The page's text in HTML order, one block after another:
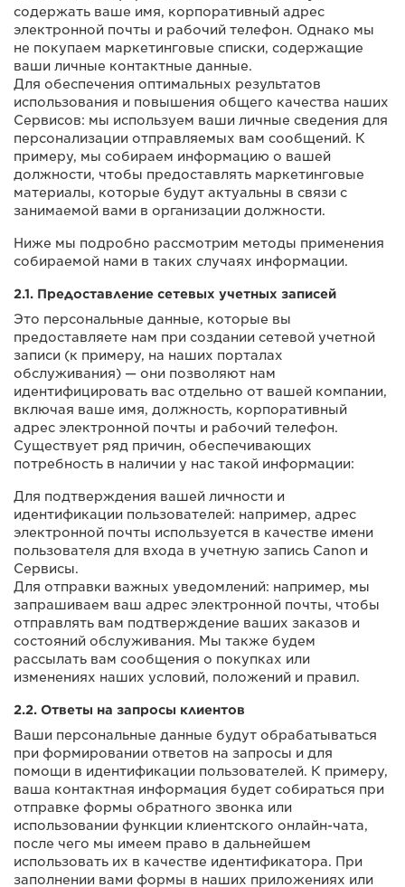
содержать ваше имя, корпоративный адрес
электронной почты и рабочий телефон. Однако мы
не покупаем маркетинговые списки, содержащие
ваши личные контактные данные.
Для обеспечения оптимальных результатов
использования и повышения общего качества наших
Сервисов: мы используем ваши личные сведения для
персонализации отправляемых вам сообщений. К
примеру, мы собираем информацию о вашей
должности, чтобы предоставлять маркетинговые
материалы, которые будут актуальны в связи с
занимаемой вами в организации должности.
Ниже мы подробно рассмотрим методы применения
собираемой нами в таких случаях информации.
2.1. Предоставление сетевых учетных записей
Это персональные данные, которые вы
предоставляете нам при создании сетевой учетной
записи (к примеру, на наших порталах
обслуживания) — они позволяют нам
идентифицировать вас отдельно от вашей компании,
включая ваше имя, должность, корпоративный
адрес электронной почты и рабочий телефон.
Существует ряд причин, обеспечивающих
потребность в наличии у нас такой информации:
Для подтверждения вашей личности и
идентификации пользователей: например, адрес
электронной почты используется в качестве имени
пользователя для входа в учетную запись Canon и
Сервисы.
Для отправки важных уведомлений: например, мы
запрашиваем ваш адрес электронной почты, чтобы
отправлять вам подтверждение ваших заказов и
состояний обслуживания. Мы также будем
рассылать вам сообщения о покупках или
изменениях наших условий, положений и правил.
2.2. Ответы на запросы клиентов
Ваши персональные данные будут обрабатываться
при формировании ответов на запросы и для
помощи в идентификации пользователей. К примеру,
ваша контактная информация будет собираться при
отправке формы обратного звонка или
использовании функции клиентского онлайн-чата,
после чего мы имеем право в дальнейшем
использовать их в качестве идентификатора. При
заполнении вами формы в наших приложениях или